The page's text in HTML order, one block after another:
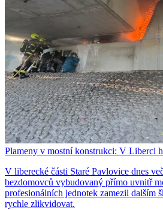
Plameny v mostní konstrukci: V Liberci
V liberecké části Staré Pavlovice dnes
bezdomovců vybudovaný přímo uvnitř
profesionálních jednotek zamezil dalším
rychle zlikvidovat.